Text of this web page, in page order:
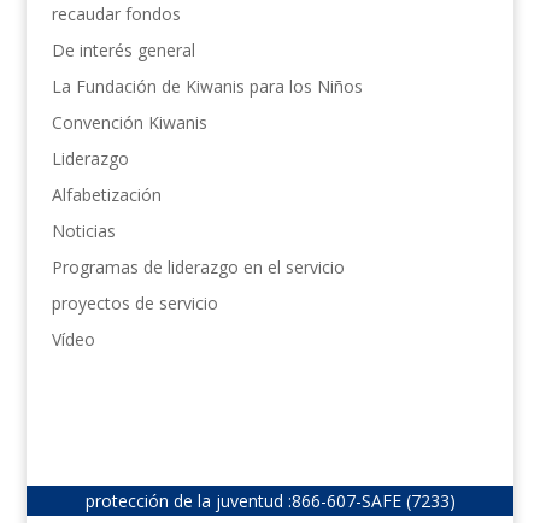
recaudar fondos
De interés general
La Fundación de Kiwanis para los Niños
Convención Kiwanis
Liderazgo
Alfabetización
Noticias
Programas de liderazgo en el servicio
proyectos de servicio
Vídeo
protección de la juventud :866-607-SAFE (7233)